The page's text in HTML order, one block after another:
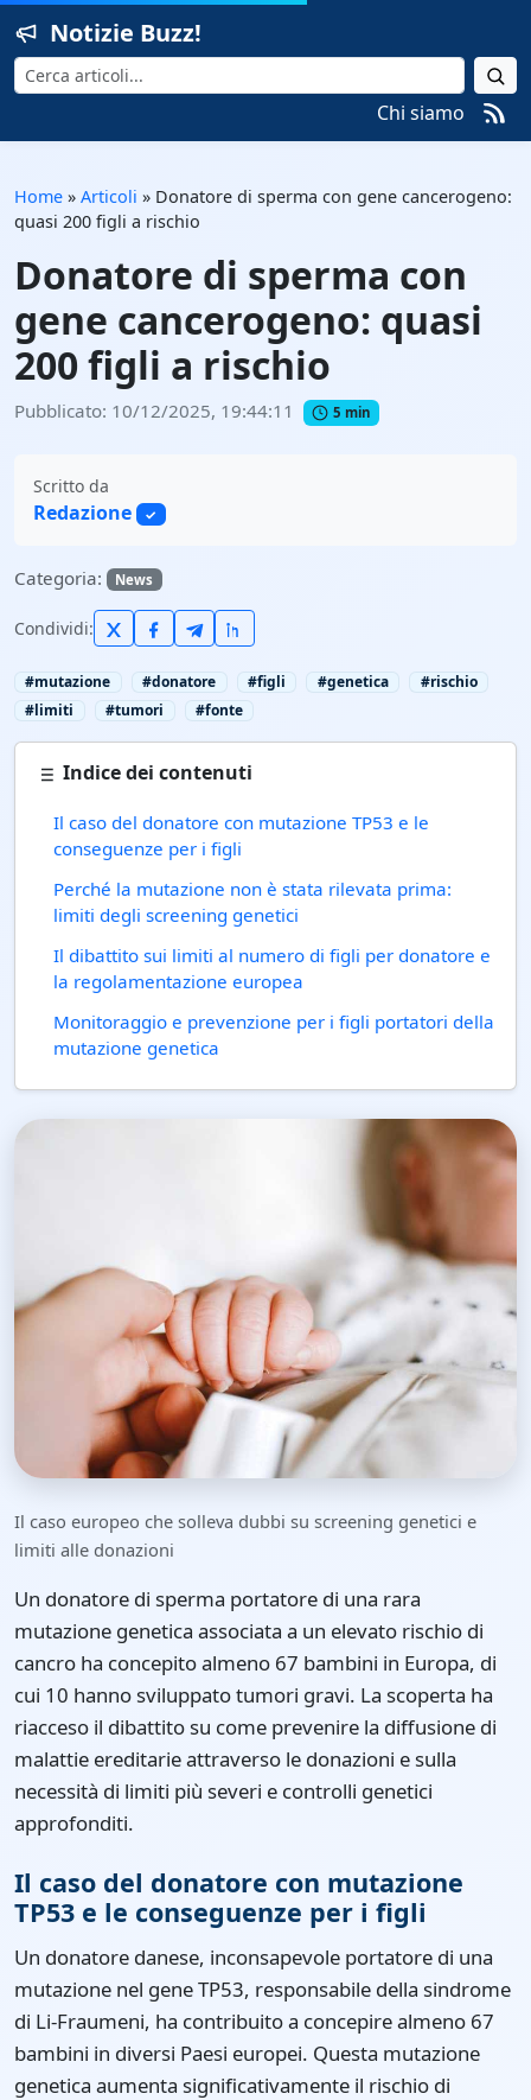
Notizie Buzz!
Cerca
Chi siamo
Home » Articoli » Donatore di sperma con gene cancerogeno:
quasi 200 figli a rischio
Donatore di sperma con
gene cancerogeno: quasi
200 figli a rischio
Pubblicato: 10/12/2025, 19:44:11 5 min
Scritto da
Redazione ✓
Categoria: News
Condividi:
#mutazione #donatore #figli #genetica
#rischio
#limiti
#tumori #fonte
Indice dei contenuti
Il caso del donatore con mutazione TP53 e le
conseguenze per i figli
Perché la mutazione non è stata rilevata prima:
limiti degli screening genetici
Il dibattito sui limiti al numero di figli per donatore e
la regolamentazione europea
Monitoraggio e prevenzione per i figli portatori della
mutazione genetica
Il caso europeo che solleva dubbi su screening genetici e
limiti alle donazioni
Un donatore di sperma portatore di una rara
mutazione genetica associata a un elevato rischio di
cancro ha concepito almeno 67 bambini in Europa, di
cui 10 hanno sviluppato tumori gravi. La scoperta ha
riacceso il dibattito su come prevenire la diffusione di
malattie ereditarie attraverso le donazioni e sulla
necessità di limiti più severi e controlli genetici
approfonditi.
Il caso del donatore con mutazione
TP53 e le conseguenze per i figli
Un donatore danese, inconsapevole portatore di una
mutazione nel gene TP53, responsabile della sindrome
di Li-Fraumeni, ha contribuito a concepire almeno 67
bambini in diversi Paesi europei. Questa mutazione
genetica aumenta significativamente il rischio di